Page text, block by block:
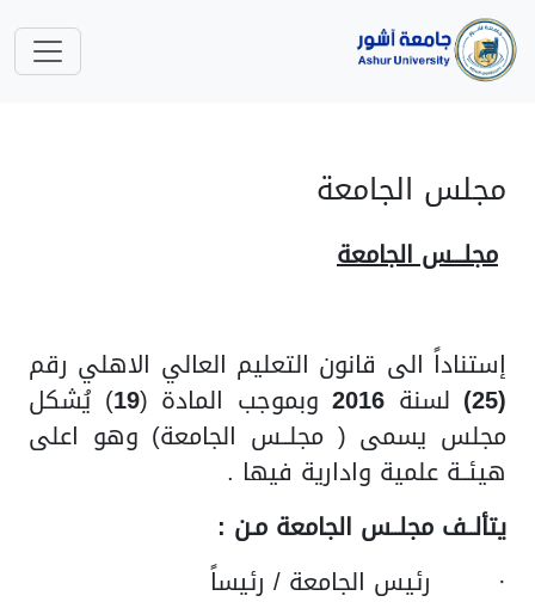
مجلس الجامعة
مجلـــس الجامعة
إستناداً الى قانون التعليم العالي الاهلي رقم
(25) لسنة 2016 وبموجب المادة (19) يُشكل
مجلس يسمى ( مجلــس الجامعة) وهو اعلى
هيئــة علمية وادارية فيها .
يتألــف مجلــس الجامعة مـن :
· رئيس الجامعة / رئيساً